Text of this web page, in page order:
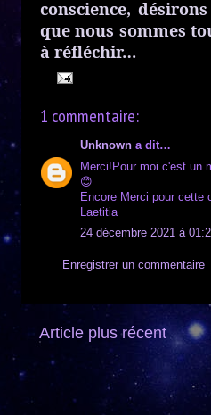
conscience,
que nous sommes
à réfléchir…
1 commentaire:
Unknown a dit…
Merci!Pour moi c'est un
😊
Encore Merci pour cette
Laetitia
24 décembre 2021 à
Enregistrer un commentaire
Article plus récent